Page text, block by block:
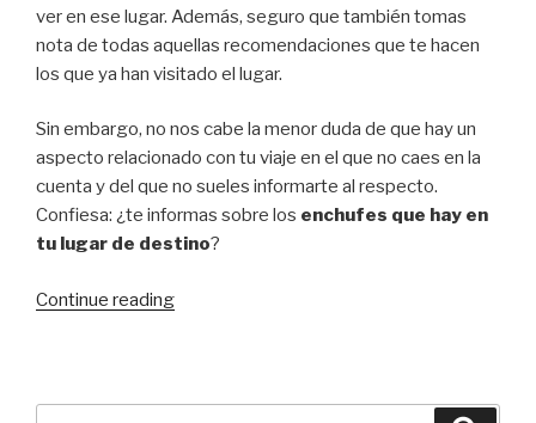
ver en ese lugar. Además, seguro que también tomas
nota de todas aquellas recomendaciones que te hacen
los que ya han visitado el lugar.
Sin embargo, no nos cabe la menor duda de que hay un
aspecto relacionado con tu viaje en el que no caes en la
cuenta y del que no sueles informarte al respecto.
Confiesa: ¿te informas sobre los enchufes que hay en
tu lugar de destino?
Continue reading“¿Compruebas